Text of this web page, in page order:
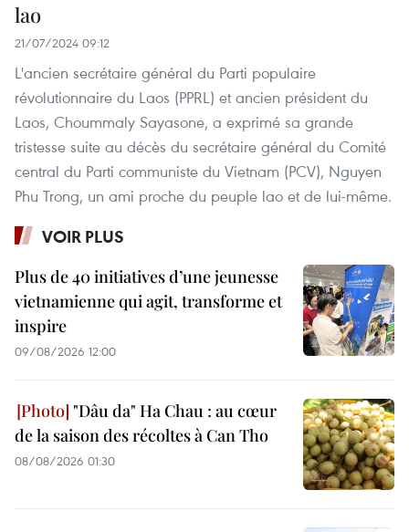
lao
21/07/2024 09:12
L'ancien secrétaire général du Parti populaire
révolutionnaire du Laos (PPRL) et ancien président du
Laos, Choummaly Sayasone, a exprimé sa grande
tristesse suite au décès du secrétaire général du Comité
central du Parti communiste du Vietnam (PCV), Nguyen
Phu Trong, un ami proche du peuple lao et de lui-même.
VOIR PLUS
Plus de 40 initiatives d’une jeunesse
vietnamienne qui agit, transforme et
inspire
09/08/2026 12:00
"Dâu da" Ha Chau : au cœur
de la saison des récoltes à Can Tho
08/08/2026 01:30